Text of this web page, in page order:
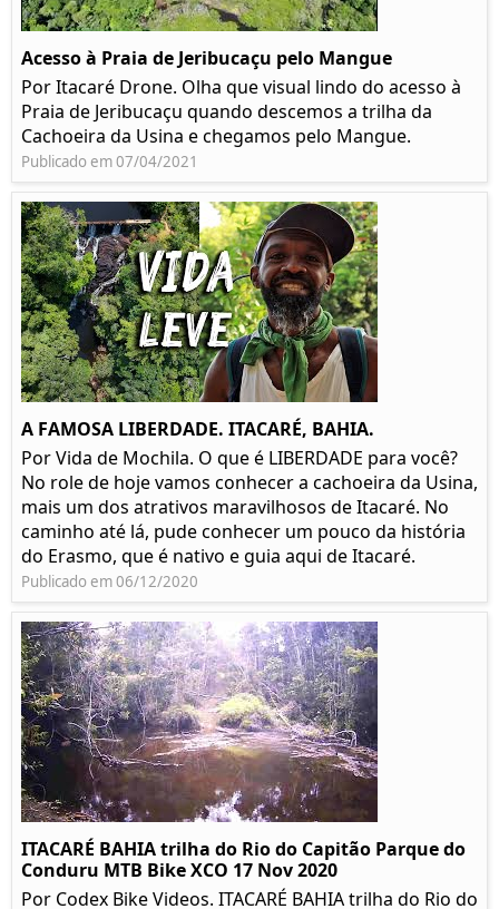
Acesso à Praia de Jeribucaçu pelo Mangue
Por Itacaré Drone. Olha que visual lindo do acesso à
Praia de Jeribucaçu quando descemos a trilha da
Cachoeira da Usina e chegamos pelo Mangue.
Publicado em 07/04/2021
A FAMOSA LIBERDADE. ITACARÉ, BAHIA.
Por Vida de Mochila. O que é LIBERDADE para você?
No role de hoje vamos conhecer a cachoeira da Usina,
mais um dos atrativos maravilhosos de Itacaré. No
caminho até lá, pude conhecer um pouco da história
do Erasmo, que é nativo e guia aqui de Itacaré.
Publicado em 06/12/2020
ITACARÉ BAHIA trilha do Rio do Capitão Parque do
Conduru MTB Bike XCO 17 Nov 2020
Por Codex Bike Videos. ITACARÉ BAHIA trilha do Rio do